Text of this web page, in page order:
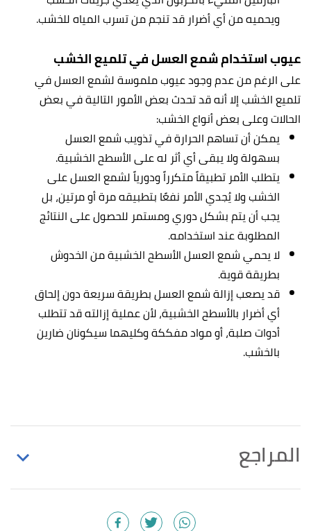
ويحميه من أي أضرار قد تنجم من تسرب المياه للخشب.
عيوب استخدام شمع العسل في تلميع الخشب
على الرغم من عدم وجود عيوب ملموسة لشمع العسل في
تلميع الخشب إلا أنه قد تحدث بعض الأمور التالية في بعض
الحالات وعلى بعض أنواع الخشب:
يمكن أن تساهم الحرارة في تذويب شمع العسل
بسهولة ولا يبقى أي أثر له على الأسطح الخشبية.
يتطلب الأمر تطبيقاً متكرراً ودورياً لشمع العسل على
الخشب ولا يُجدي الأمر نفعًا بتطبيقه مرة أو مرتين، بل
يجب أن يتم بشكل دوري ومستمر للحصول على النتائج
المطلوبة عند استخدامه.
لا يحمي شمع العسل الأسطح الخشبية من الخدوش
بطريقة قوية.
قد يصعب إزالة شمع العسل بطريقة سريعة دون إلحاق
أي أضرار بالأسطح الخشبية، لأن عملية إزالته قد تتطلب
أدوات صلبة، أو مواد مفككة وكليهما سيكونان ضارين
بالخشب.
المراجع
touchoforanges , Retrieved 4/10/2022.